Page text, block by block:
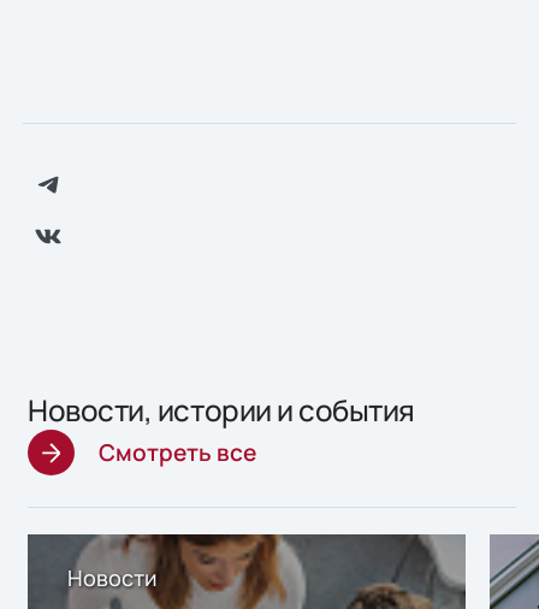
Новости, истории и события
Смотреть все
Новости